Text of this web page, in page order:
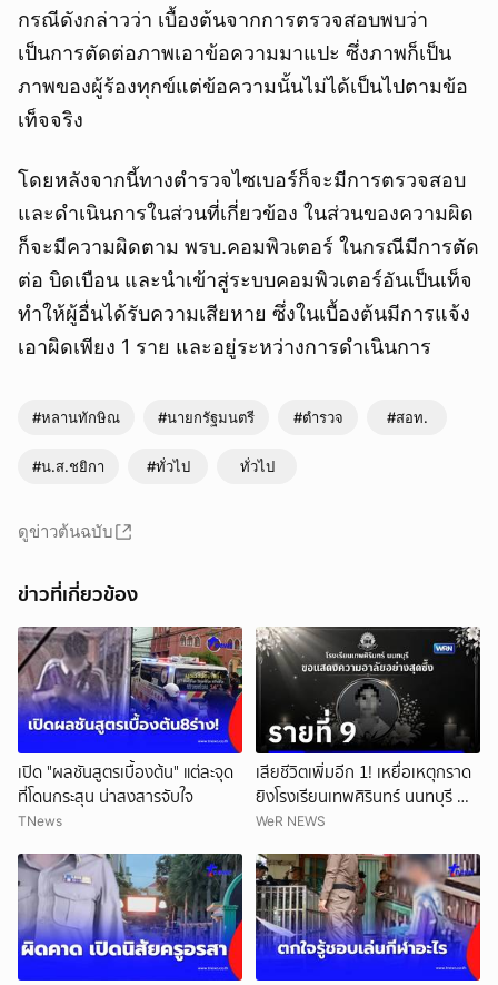
กรณีดังกล่าวว่า เบื้องต้นจากการตรวจสอบพบว่า
เป็นการตัดต่อภาพเอาข้อความมาแปะ ซึ่งภาพก็เป็น
ภาพของผู้ร้องทุกข์แต่ข้อความนั้นไม่ได้เป็นไปตามข้อ
เท็จจริง
โดยหลังจากนี้ทางตำรวจไซเบอร์ก็จะมีการตรวจสอบ
และดำเนินการในส่วนที่เกี่ยวข้อง ในส่วนของความผิด
ก็จะมีความผิดตาม พรบ.คอมพิวเตอร์ ในกรณีมีการตัด
ต่อ บิดเบือน และนำเข้าสู่ระบบคอมพิวเตอร์อันเป็นเท็จ
ทำให้ผู้อื่นได้รับความเสียหาย ซึ่งในเบื้องต้นมีการแจ้ง
เอาผิดเพียง 1 ราย และอยู่ระหว่างการดำเนินการ
#หลานทักษิณ #นายกรัฐมนตรี #ตำรวจ #สอท.
#น.ส.ชยิกา #ทั่วไป ทั่วไป
ดูข่าวต้นฉบับ
ข่าวที่เกี่ยวข้อง
เปิด "ผลชันสูตรเบื้องต้น" แต่ละจุด
ที่โดนกระสุน น่าสงสารจับใจ
TNews
เสียชีวิตเพิ่มอีก 1! เหยื่อเหตุกราด
ยิงโรงเรียนเทพศิรินทร์ นนทบุรี ทำ
ยอดเสียชีวิตสะสมรวมเป็น 9 ราย
WeR NEWS